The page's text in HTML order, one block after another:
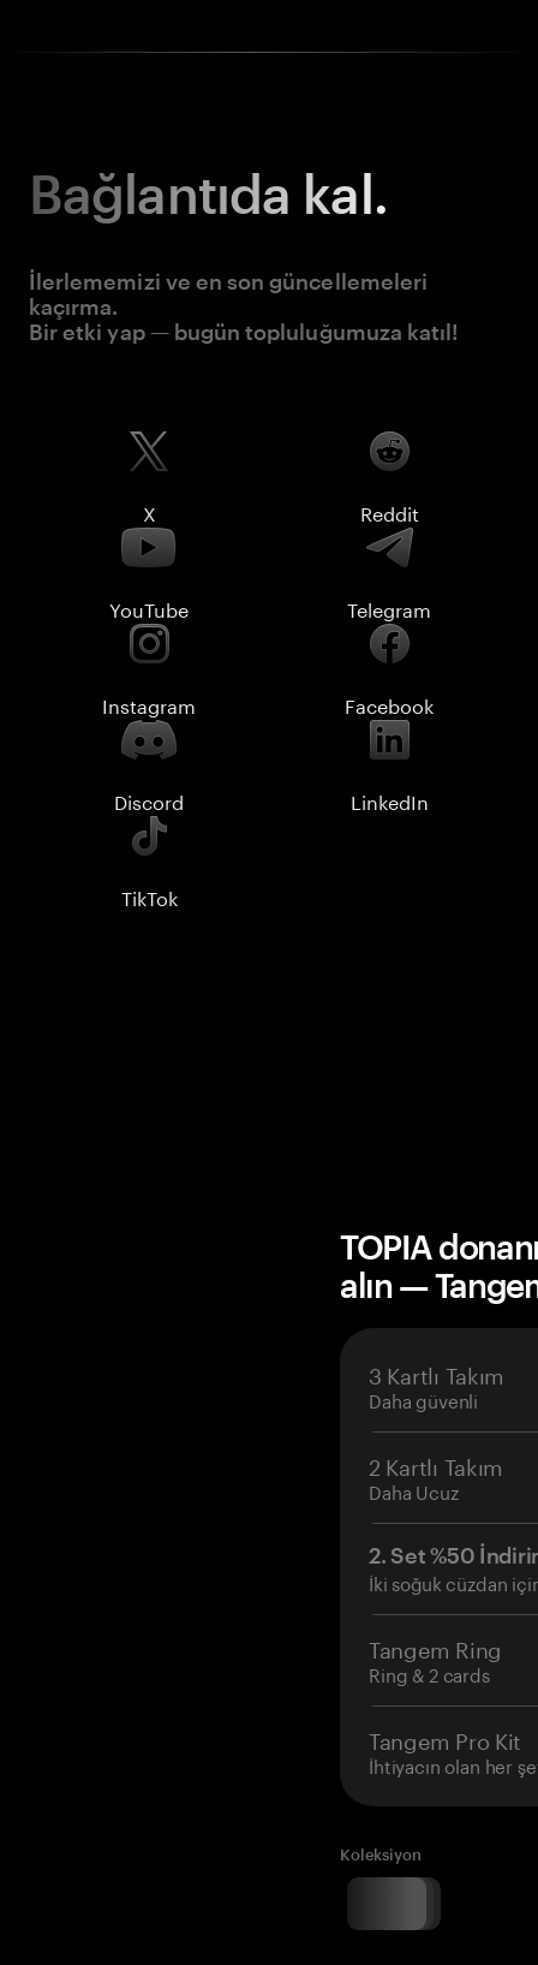
Bağlantıda kal.
İlerlememizi ve en son güncellemeleri
kaçırma.
Bir etki yap — bugün topluluğumuza katıl!
X Reddit
YouTube Telegram
Instagram Facebook
Discord LinkedIn
TikTok
TOPIA
alın —
3 Kartlı Takım
Daha güvenli
2 Kartlı Takım
Daha Ucuz
2. Set %50
İki soğuk cüzdan
Tangem Ring
Ring & 2 cards
Tangem Pro Kit
İhtiyacın olan her
Koleksiyon